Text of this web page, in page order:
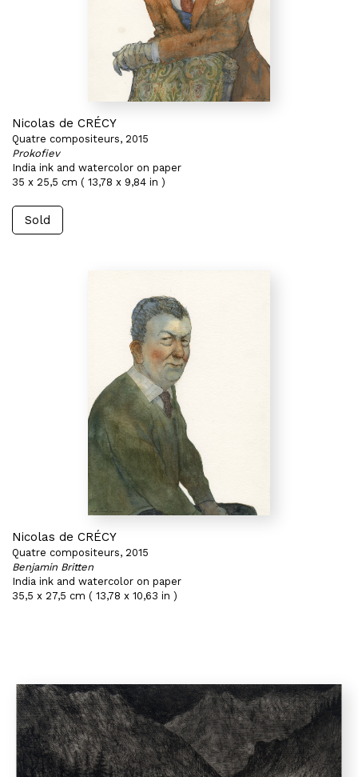
Nicolas de CRÉCY
Quatre compositeurs, 2015
Prokofiev
India ink and watercolor on paper
35 x 25,5 cm ( 13,78 x 9,84 in )
Sold
Nicolas de CRÉCY
Quatre compositeurs, 2015
Benjamin Britten
India ink and watercolor on paper
35,5 x 27,5 cm ( 13,78 x 10,63 in )